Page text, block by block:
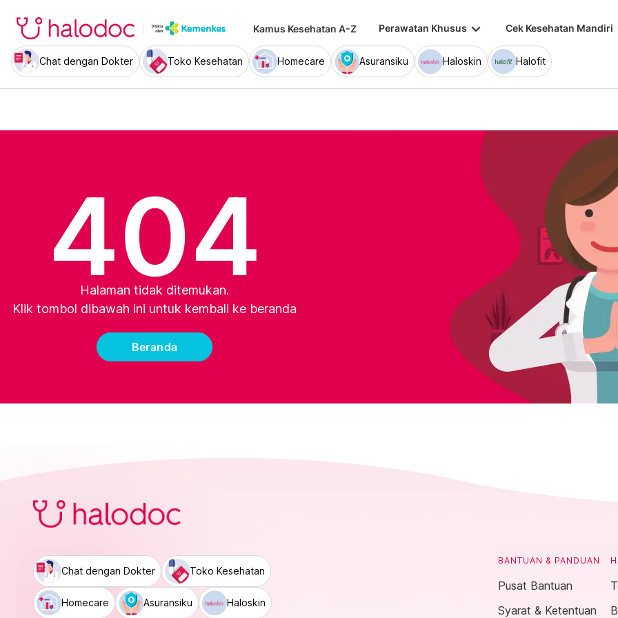
Kamus Kesehatan A-Z Perawatan Khusus keyboard_arrow_down Cek Kesehatan Mandiri
Chat dengan Dokter Toko Kesehatan Homecare Asuransiku Haloskin Halofit
404
Halaman tidak ditemukan.
Klik tombol dibawah ini untuk kembali ke beranda
Beranda
Chat dengan Dokter Toko Kesehatan
Homecare Asuransiku Haloskin
BANTUAN & PANDUAN
Pusat Bantuan
Syarat & Ketentuan